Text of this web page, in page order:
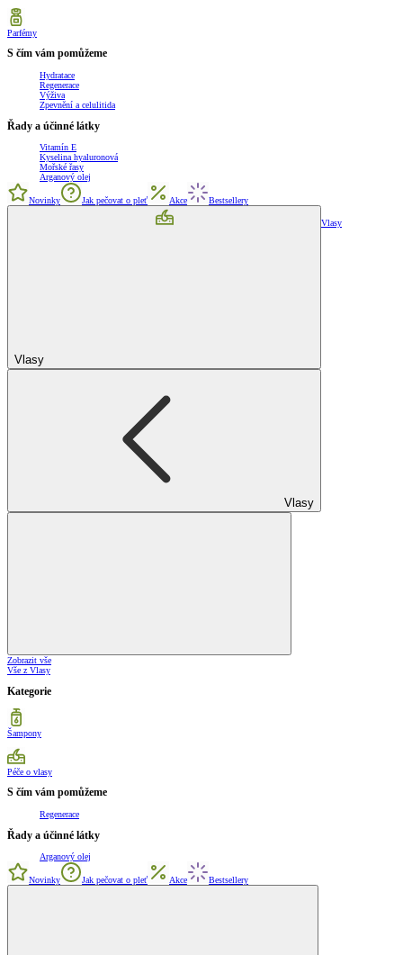
Parfémy
S čím vám pomůžeme
Hydratace
Regenerace
Výživa
Zpevnění a celulitida
Řady a účinné látky
Vitamín E
Kyselina hyaluronová
Mořské řasy
Arganový olej
Novinky Jak pečovat o pleť Akce Bestsellery
Vlasy
Vlasy
Vlasy
Zobrazit vše
Vše z Vlasy
Kategorie
Šampony
Péče o vlasy
S čím vám pomůžeme
Regenerace
Řady a účinné látky
Arganový olej
Novinky Jak pečovat o pleť Akce Bestsellery